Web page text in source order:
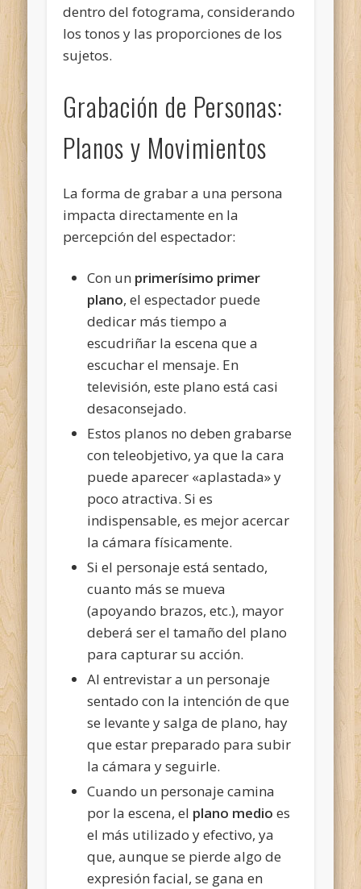
dentro del fotograma, considerando
los tonos y las proporciones de los
sujetos.
Grabación de Personas:
Planos y Movimientos
La forma de grabar a una persona
impacta directamente en la
percepción del espectador:
Con un primerísimo primer
plano, el espectador puede
dedicar más tiempo a
escudriñar la escena que a
escuchar el mensaje. En
televisión, este plano está casi
desaconsejado.
Estos planos no deben grabarse
con teleobjetivo, ya que la cara
puede aparecer «aplastada» y
poco atractiva. Si es
indispensable, es mejor acercar
la cámara físicamente.
Si el personaje está sentado,
cuanto más se mueva
(apoyando brazos, etc.), mayor
deberá ser el tamaño del plano
para capturar su acción.
Al entrevistar a un personaje
sentado con la intención de que
se levante y salga de plano, hay
que estar preparado para subir
la cámara y seguirle.
Cuando un personaje camina
por la escena, el plano medio es
el más utilizado y efectivo, ya
que, aunque se pierde algo de
expresión facial, se gana en